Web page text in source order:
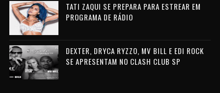
TATI ZAQUI SE PREPARA PARA ESTREAR EM
PROGRAMA DE RÁDIO
DEXTER, DRYCA RYZZO, MV BILL E EDI ROCK
SE APRESENTAM NO CLASH CLUB SP